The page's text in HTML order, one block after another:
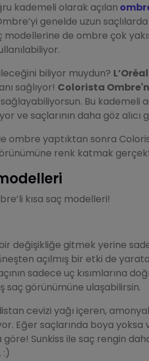
kademeli olarak açılan
genelde uzun
de ombre çok
biliyor muydun?
sağlıyor! Colorista
sağlayabiliyorsun. Bu kademeli
ve saçlarının daha göz alıcı
ombre yaptıktan sonra
renk katmak
kısa saç modelleri!
değişikliğe gitmek yerine
açılmış bir etki de
sadece uç kısımlarına
saç görünümüne ulaşabilirsin.
cevizi yağı içeren,
Eğer saçlarında boya yoksa
Sunkiss ile saç rengin daha
:)